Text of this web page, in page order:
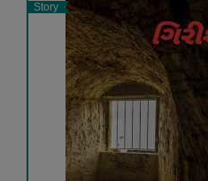
Story